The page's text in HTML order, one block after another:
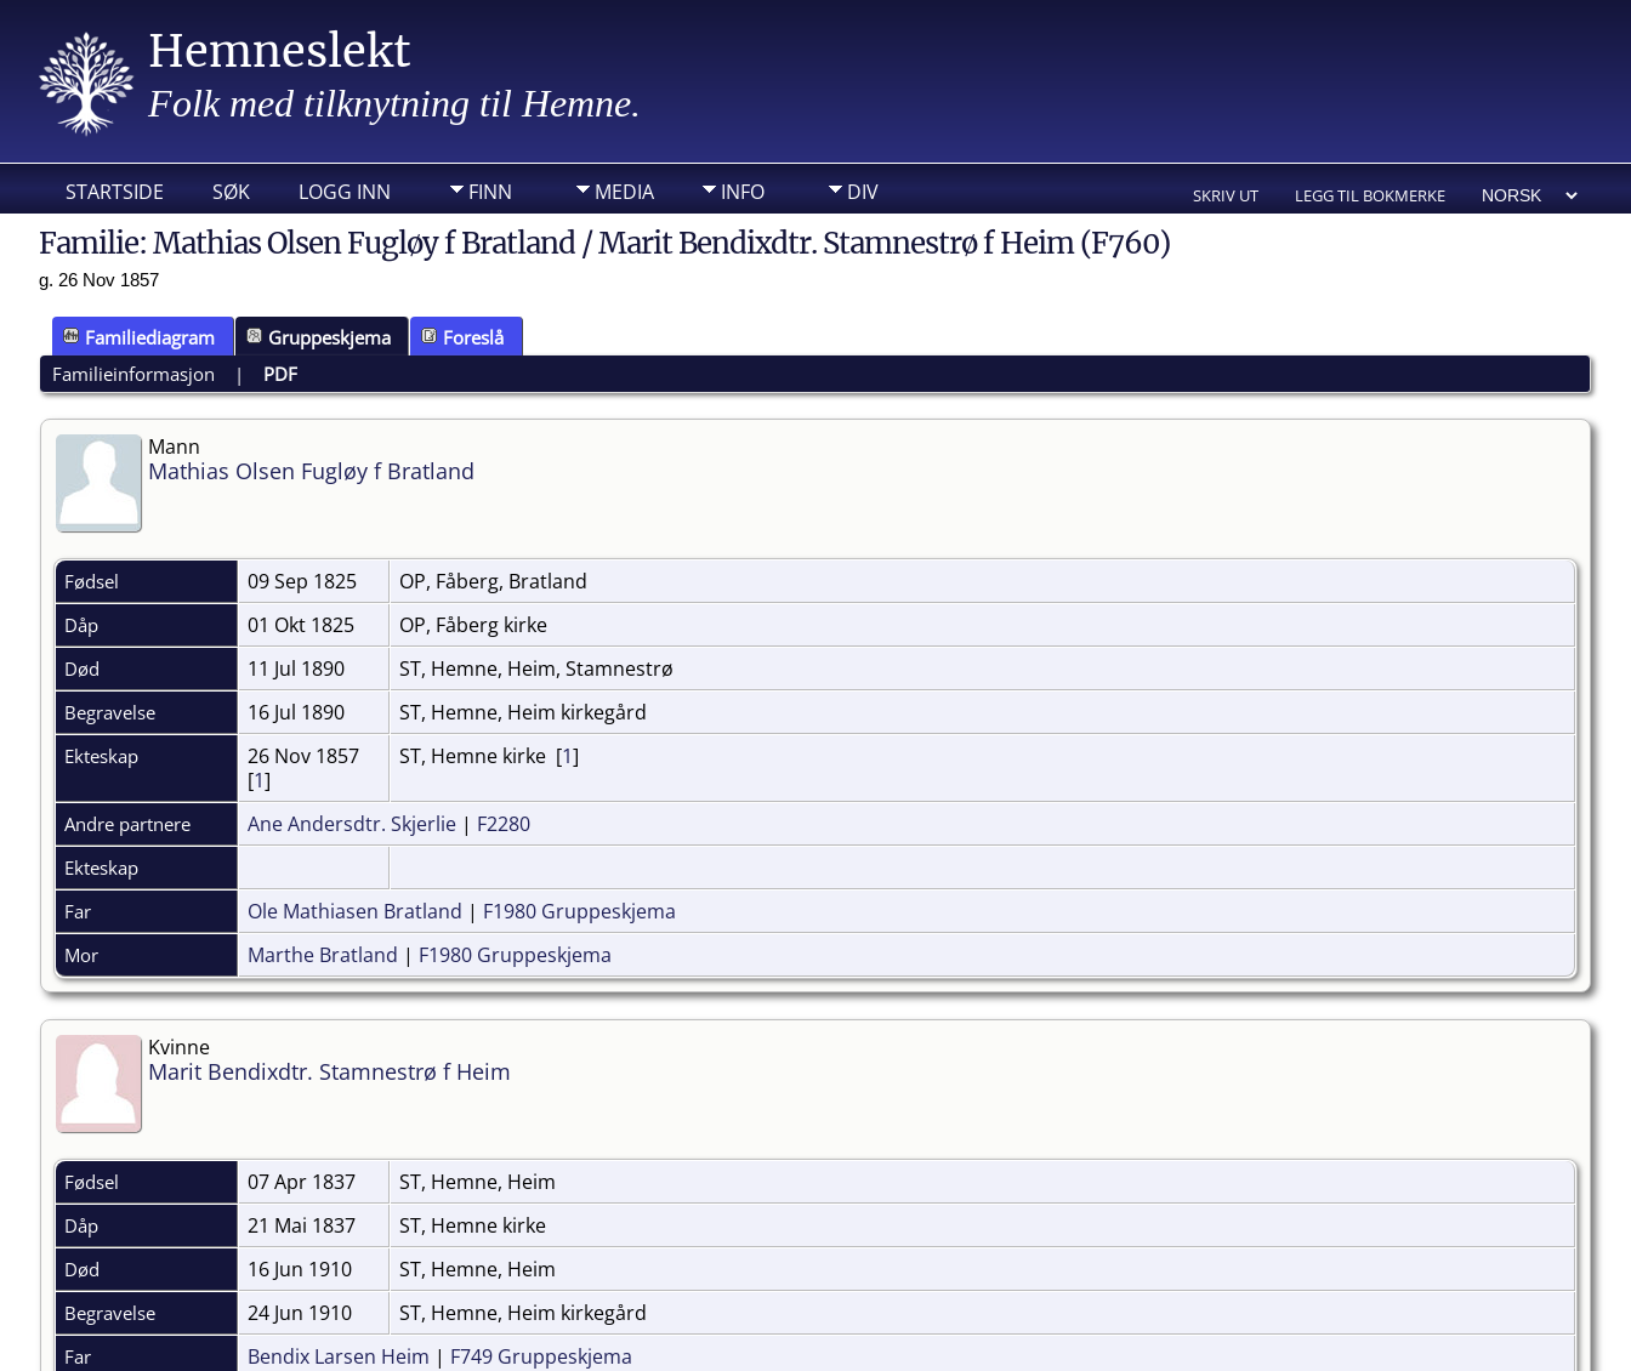
Hemneslekt
Folk med tilknytning til Hemne.
STARTSIDE SØK LOGG INN FINN MEDIA INFO DIV SKRIV UT LEGG TIL BOKMERKE
Familie: Mathias Olsen Fugløy f Bratland / Marit Bendixdtr. Stamnestrø f Heim (F760)
g. 26 Nov 1857
Familiediagram Gruppeskjema
Foreslå
Familieinformasjon | PDF
Mann
Mathias Olsen Fugløy f Bratland
Fødsel 09 Sep 1825 OP, Fåberg, Bratland
Dåp 01 Okt 1825 OP, Fåberg kirke
Død 11 Jul 1890 ST, Hemne, Heim, Stamnestrø
Begravelse 16 Jul 1890 ST, Hemne, Heim kirkegård
Ekteskap
26 Nov 1857
[1]
ST, Hemne kirke [1]
Andre partnere Ane Andersdtr. Skjerlie | F2280
Ekteskap
Far
Ole Mathiasen Bratland | F1980 Gruppeskjema
Mor Marthe Bratland | F1980 Gruppeskjema
Kvinne
Marit Bendixdtr. Stamnestrø f Heim
Fødsel 07 Apr 1837 ST, Hemne, Heim
Dåp 21 Mai 1837 ST, Hemne kirke
Død 16 Jun 1910 ST, Hemne, Heim
Begravelse 24 Jun 1910 ST, Hemne, Heim kirkegård
Far Bendix Larsen Heim | F749 Gruppeskjema